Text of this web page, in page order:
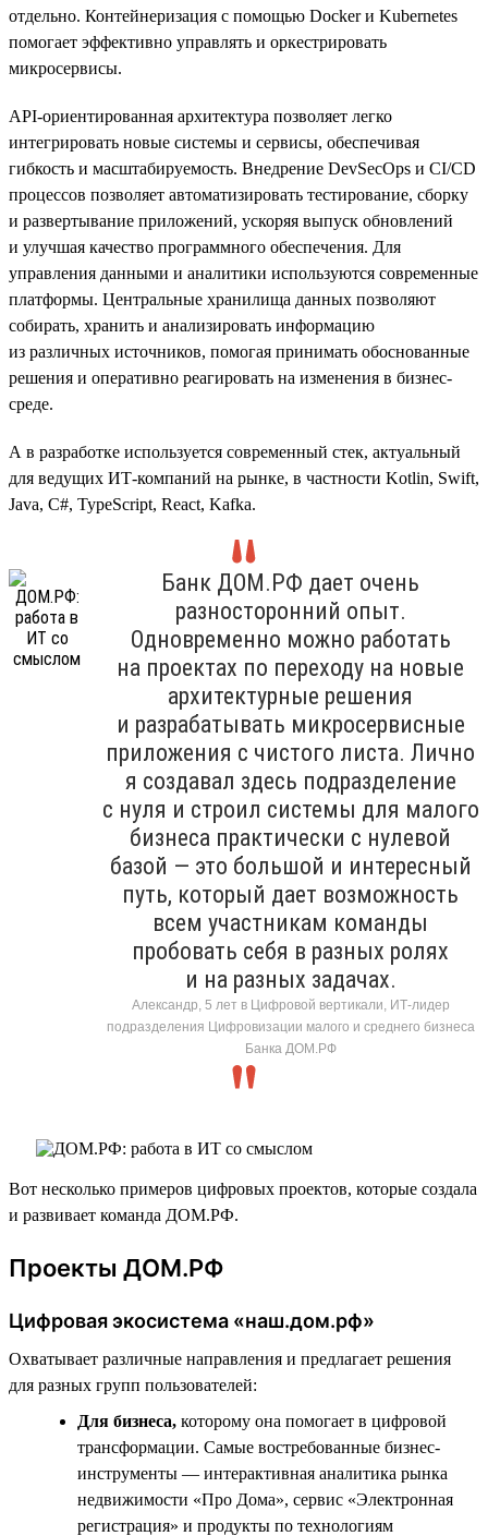
отдельно. Контейнеризация с помощью Docker и Kubernetes
помогает эффективно управлять и оркестрировать
микросервисы.
API-ориентированная архитектура позволяет легко
интегрировать новые системы и сервисы, обеспечивая
гибкость и масштабируемость. Внедрение DevSecOps и CI/CD
процессов позволяет автоматизировать тестирование, сборку
и развертывание приложений, ускоряя выпуск обновлений
и улучшая качество программного обеспечения. Для
управления данными и аналитики используются современные
платформы. Центральные хранилища данных позволяют
собирать, хранить и анализировать информацию
из различных источников, помогая принимать обоснованные
решения и оперативно реагировать на изменения в бизнес-
среде.
А в разработке используется современный стек, актуальный
для ведущих ИТ-компаний на рынке, в частности Kotlin, Swift,
Java, C#, TypeScript, React, Kafka.
Банк ДОМ.РФ дает очень
разносторонний опыт.
Одновременно можно работать
на проектах по переходу на новые
архитектурные решения
и разрабатывать микросервисные
приложения с чистого листа. Лично
я создавал здесь подразделение
с нуля и строил системы для малого
бизнеса практически с нулевой
базой — это большой и интересный
путь, который дает возможность
всем участникам команды
пробовать себя в разных ролях
и на разных задачах.
Александр, 5 лет в Цифровой вертикали, ИТ-лидер
подразделения Цифровизации малого и среднего бизнеса
Банка ДОМ.РФ
Вот несколько примеров цифровых проектов, которые создала
и развивает команда ДОМ.РФ.
Проекты ДОМ.РФ
Цифровая экосистема «наш.дом.рф»
Охватывает различные направления и предлагает решения
для разных групп пользователей:
Для бизнеса, которому она помогает в цифровой
трансформации. Самые востребованные бизнес-
инструменты — интерактивная аналитика рынка
недвижимости «Про Дома», сервис «Электронная
регистрация» и продукты по технологиям